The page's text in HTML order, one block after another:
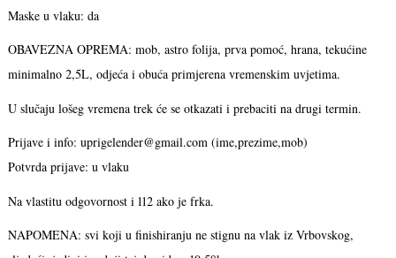
Maske u vlaku: da
OBAVEZNA OPREMA: mob, astro folija, prva pomoć, hrana, tekućine
minimalno 2,5L, odjeća i obuća primjerena vremenskim uvjetima.
U slučaju lošeg vremena trek će se otkazati i prebaciti na drugi termin.
Prijave i info: uprigelender@gmail.com (ime,prezime,mob)
Potvrda prijave: u vlaku
Na vlastitu odgovornost i 112 ako je frka.
NAPOMENA: svi koji u finishiranju ne stignu na vlak iz Vrbovskog,